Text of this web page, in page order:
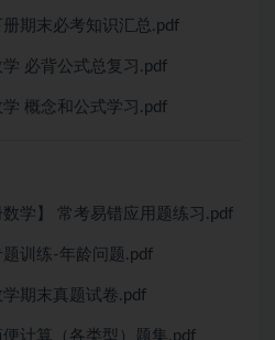
期末必考知识汇总.pdf
必背公式总复习.pdf
概念和公式学习.pdf
学】 常考易错应用题练习.pdf
训练-年龄问题.pdf
期末真题试卷.pdf
计算（各类型）题集.pdf